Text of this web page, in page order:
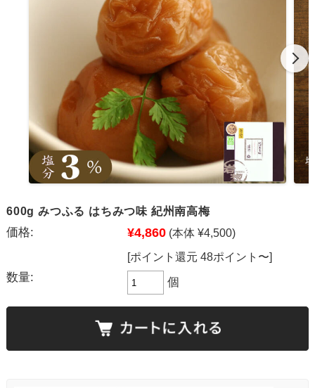
600g みつふる はちみつ味 紀州南高梅
価格: ¥4,860 (本体 ¥4,500)
[ポイント還元 48ポイント〜]
数量: 個